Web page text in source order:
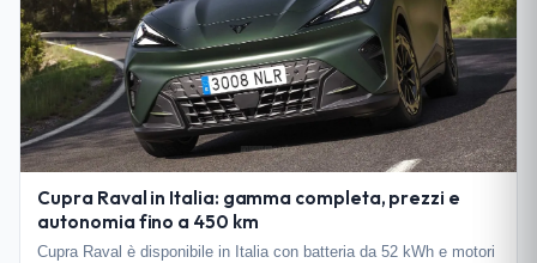
Cupra Raval in Italia: gamma completa, prezzi e
autonomia fino a 450 km
Cupra Raval è disponibile in Italia con batteria da 52 kWh e motori